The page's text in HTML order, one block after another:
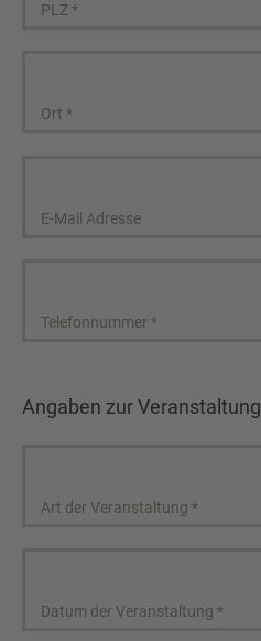
PLZ*
Ort *
E-Mail Adresse
Telefonnummer *
Angaben zur Veranstaltung
Art der Veranstaltung *
Datum der Veranstaltung *